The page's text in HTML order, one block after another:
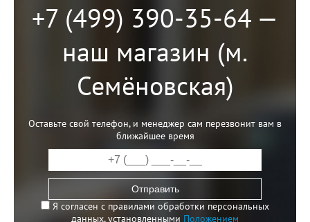
+7 (499) 390-35-64 —
наш магазин (м.
Семёновская)
Оставьте свой телефон, и менеджер сам перезвонит вам в
ближайшее время
Отправить
Я согласен с правилами обработки персональных
данных, установленными Положением